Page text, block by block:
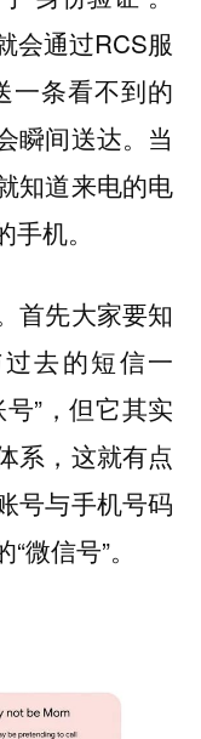
会通过RCS服
一条看不到的
瞬间送达。当
知道来电的电
机。
首先大家要知
去的短信一
”，但它其实
系，这就有点
号与手机号码
微信号”。